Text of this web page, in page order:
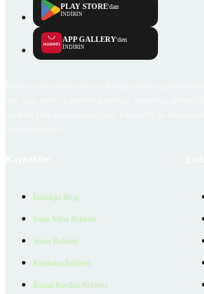
PLAY STORE'dan
İNDİRİN
APP GALLERY'den
İNDİRİN
Emlakjet Blog
Satın Alma Rehberi
Satıcı Rehberi
Kiralama Rehberi
Konut Kredisi Rehberi